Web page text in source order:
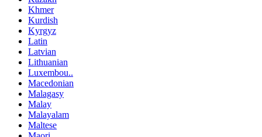
Khmer
Kurdish
Kyrgyz
Latin
Latvian
Lithuanian
Luxembou..
Macedonian
Malagasy
Malay
Malayalam
Maltese